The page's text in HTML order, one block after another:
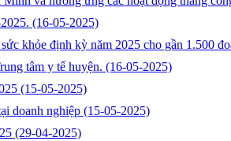
(16-05-2025)
khỏe định kỳ năm 2025 cho gần 1.500
tâm y tế huyện. (16-05-2025)
(15-05-2025)
doanh nghiệp (15-05-2025)
(29-04-2025)